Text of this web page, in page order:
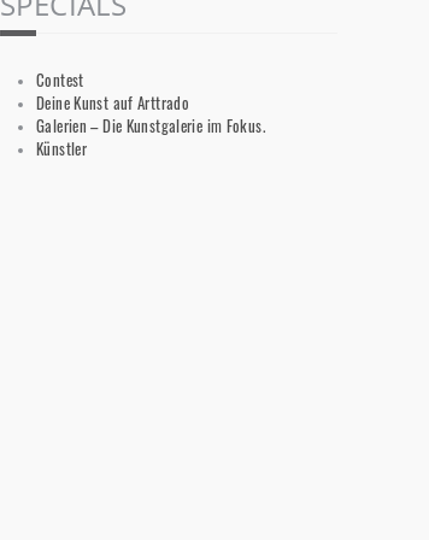
Contest
Deine Kunst auf Arttrado
Galerien – Die Kunstgalerie im Fokus.
Künstler